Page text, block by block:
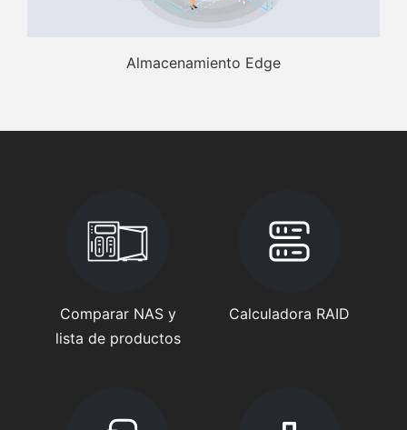
Almacenamiento Edge
Comparar NAS y
lista de productos
Calculadora RAID